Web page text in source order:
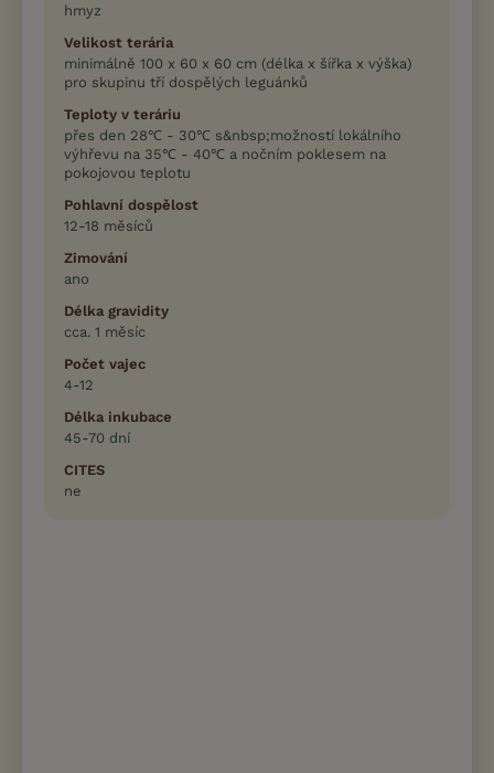
hmyz
Velikost terária
minimálně 100 x 60 x 60 cm (délka x šířka x výška)
pro skupinu tří dospělých leguánků
Teploty v teráriu
přes den 28℃ - 30℃ s&nbsp;možností lokálního
výhřevu na 35℃ - 40℃ a nočním poklesem na
pokojovou teplotu
Pohlavní dospělost
12-18 měsíců
Zimování
ano
Délka gravidity
cca. 1 měsíc
Počet vajec
4-12
Délka inkubace
45-70 dní
CITES
ne